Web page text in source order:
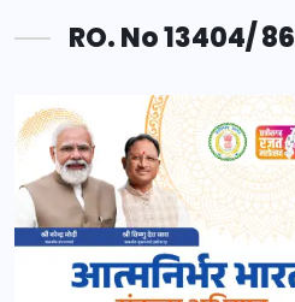
RO. No 13404/ 86